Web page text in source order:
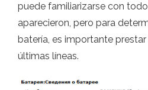
puede familiarizarse con
aparecieron, pero para
batería, es importante
últimas líneas.